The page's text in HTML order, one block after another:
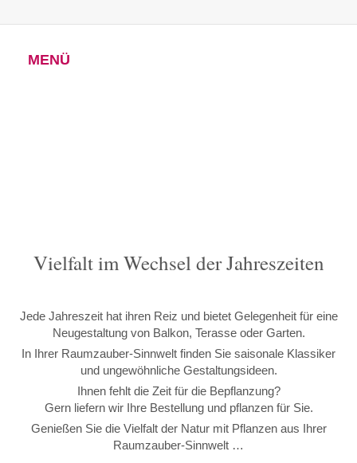
MENÜ
Viel­falt im Wech­sel der Jah­res­zei­ten
Je­de Jah­res­zeit hat ih­ren Reiz und bie­tet Ge­le­gen­heit für ei­ne
Neu­ge­stal­tung von Bal­kon, Te­ras­se oder Gar­ten.
In Ih­rer Raum­zau­ber-Sinn­welt fin­den Sie sai­so­na­le Klas­si­ker
und un­ge­wöhn­li­che Ge­stal­tungs­ide­en.
Ih­nen fehlt die Zeit für die Be­pflan­zung?
Gern lie­fern wir Ih­re Be­stel­lung und pflan­zen für Sie.
Ge­nie­ßen Sie die Viel­falt der Na­tur mit Pflan­zen aus Ih­rer
Raum­zau­ber-Sinn­welt …